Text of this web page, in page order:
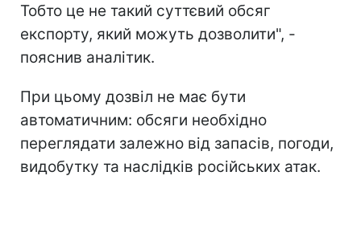
Тобто це не такий суттєвий обсяг
експорту, який можуть дозволити", -
пояснив аналітик.
При цьому дозвіл не має бути
автоматичним: обсяги необхідно
переглядати залежно від запасів, погоди,
видобутку та наслідків російських атак.